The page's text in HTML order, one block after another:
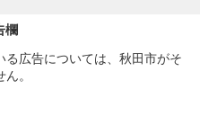
欄
広告については、秋田市がそ
。